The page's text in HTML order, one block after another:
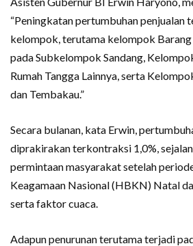
“Peningkatan pertumbuhan penjualan
kelompok, terutama kelompok Barang
pada Subkelompok Sandang,
Rumah Tangga Lainnya, serta
dan Tembakau.”
Secara bulanan, kata Erwin,
diprakirakan terkontraksi 1,0%,
permintaan masyarakat setelah
Keagamaan Nasional (HBKN) Natal
serta faktor cuaca.
Adapun penurunan terutama terjadi